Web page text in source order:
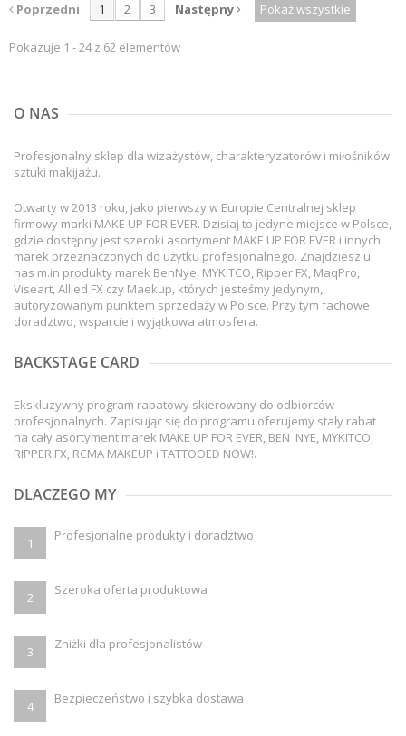
Pokaż wszystkie
Poprzedni 1 2 3 Następny
Pokazuje 1 - 24 z 62 elementów
O NAS
Profesjonalny sklep dla wizażystów, charakteryzatorów i miłośników
sztuki makijażu.
Otwarty w 2013 roku, jako pierwszy w Europie Centralnej sklep
firmowy marki MAKE UP FOR EVER. Dzisiaj to jedyne miejsce w Polsce,
gdzie dostępny jest szeroki asortyment MAKE UP FOR EVER i innych
marek przeznaczonych do użytku profesjonalnego. Znajdziesz u
nas m.in produkty marek BenNye, MYKITCO, Ripper FX, MaqPro,
Viseart, Allied FX czy Maekup, których jesteśmy jedynym,
autoryzowanym punktem sprzedaży w Polsce. Przy tym fachowe
doradztwo, wsparcie i wyjątkowa atmosfera.
BACKSTAGE CARD
Ekskluzywny program rabatowy skierowany do odbiorców
profesjonalnych. Zapisując się do programu oferujemy stały rabat
na cały asortyment marek MAKE UP FOR EVER, BEN NYE, MYKITCO,
RIPPER FX, RCMA MAKEUP i TATTOOED NOW!.
DLACZEGO MY
1 Profesjonalne produkty i doradztwo
2 Szeroka oferta produktowa
3 Zniżki dla profesjonalistów
4 Bezpieczeństwo i szybka dostawa